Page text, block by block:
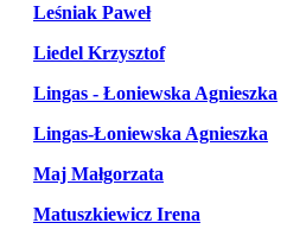
Leśniak Paweł
Liedel Krzysztof
Lingas - Łoniewska Agnieszka
Lingas-Łoniewska Agnieszka
Maj Małgorzata
Matuszkiewicz Irena